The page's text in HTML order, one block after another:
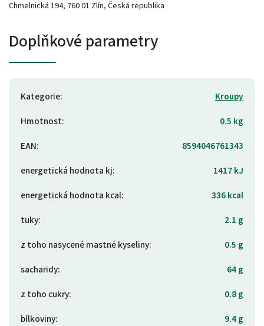
Chmelnická 194, 760 01 Zlín, Česká republika
Doplňkové parametry
Kategorie:
Kroupy
Hmotnost:
0.5 kg
EAN:
8594046761343
energetická hodnota kj:
1417 kJ
energetická hodnota kcal:
336 kcal
tuky:
2.1 g
z toho nasycené mastné kyseliny:
0.5 g
sacharidy:
64 g
z toho cukry:
0.8 g
bílkoviny:
9.4 g